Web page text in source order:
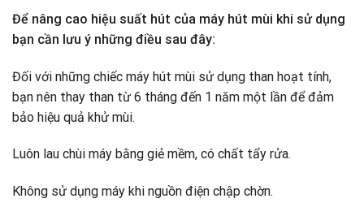
Để nâng cao hiệu suất hút của máy hút mùi khi sử dụng
bạn cần lưu ý những điều sau đây:
Đối với những chiếc máy hút mùi sử dụng than hoạt tính,
bạn nên thay than từ 6 tháng đến 1 năm một lần để đảm
bảo hiệu quả khử mùi.
Luôn lau chùi máy bằng giẻ mềm, có chất tẩy rửa.
Không sử dụng máy khi nguồn điện chập chờn.